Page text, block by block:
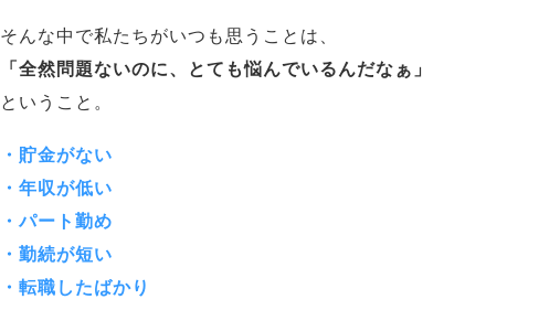
そんな中で私たちがいつも思うことは、
「全然問題ないのに、とても悩んでいるんだなぁ」
ということ。
・貯金がない
・年収が低い
・パート勤め
・勤続が短い
・転職したばかり